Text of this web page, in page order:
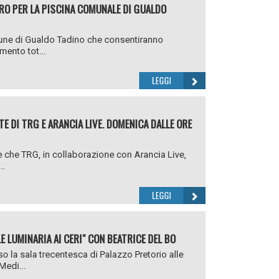
PER LA PISCINA COMUNALE DI GUALDO
di Gualdo Tadino che consentiranno
tot...
LEGGI
DI TRG E ARANCIA LIVE. DOMENICA DALLE ORE
TRG, in collaborazione con Arancia Live,
LEGGI
LUMINARIA AI CERI" CON BEATRICE DEL BO
la sala trecentesca di Palazzo Pretorio alle